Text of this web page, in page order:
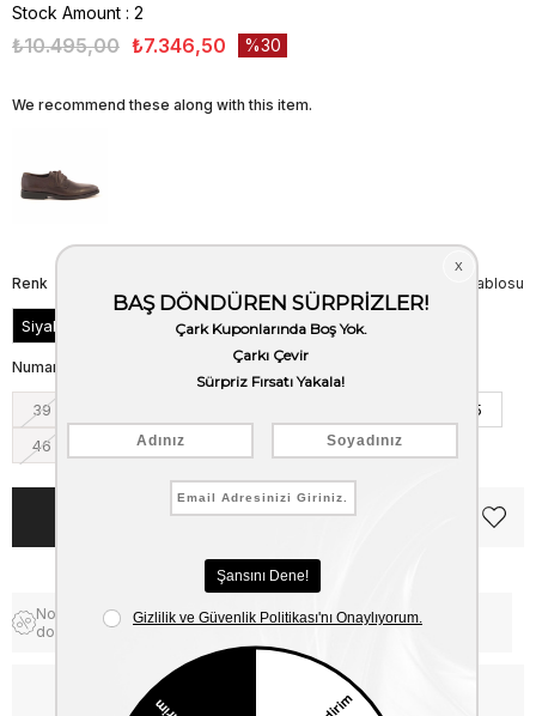
Stock Amount : 2
₺10.495,00 ₺7.346,50 30
We recommend these along with this item.
Beden Tablosu
Renk
Siyah
Numara
39
45
46
Notify me when the price goes
down
Free Shipping
WhatsApp’tan Bilgi Al